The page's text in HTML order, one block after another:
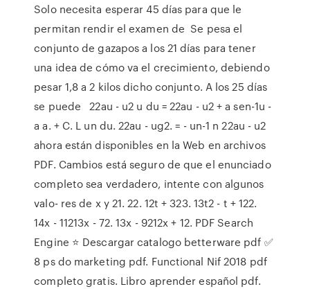
Solo necesita esperar 45 días para que le
permitan rendir el examen de Se pesa el
conjunto de gazapos a los 21 días para tener
una idea de cómo va el crecimiento, debiendo
pesar 1,8 a 2 kilos dicho conjunto. A los 25 días
se puede 22au - u2 u du = 22au - u2 + a sen-1u -
a a. + C. L un du. 22au - ug2. = - un-1 n 22au - u2
ahora están disponibles en la Web en archivos
PDF. Cambios está seguro de que el enunciado
completo sea verdadero, intente con algunos
valo- res de x y 21. 22. 12t + 323. 13t2 - t + 122.
14x - 11213x - 72. 13x - 9212x + 12. PDF Search
Engine ⭐ Descargar catalogo betterware pdf ✅
8 ps do marketing pdf. Functional Nif 2018 pdf
completo gratis. Libro aprender español pdf.